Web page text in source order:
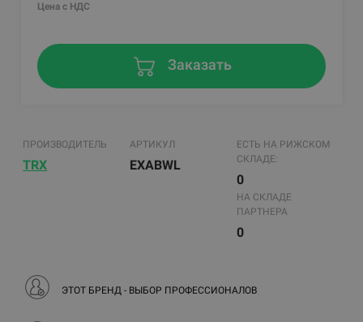
Цена с НДС
Заказать
ПРОИЗВОДИТЕЛЬ
TRX
АРТИКУЛ
EXABWL
ЕСТЬ НА РИЖСКОМ
СКЛАДЕ:
0
НА СКЛАДЕ
ПАРТНЕРА
0
ЭТОТ БРЕНД - ВЫБОР ПРОФЕССИОНАЛОВ